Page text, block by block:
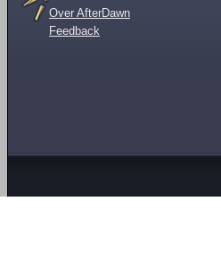
Over AfterDawn
Feedback